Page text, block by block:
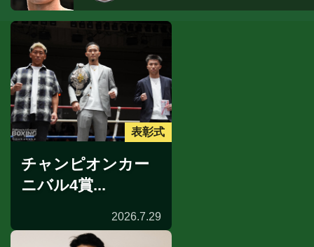
表彰式
チャンピオンカー
ニバル4賞...
2026.7.29